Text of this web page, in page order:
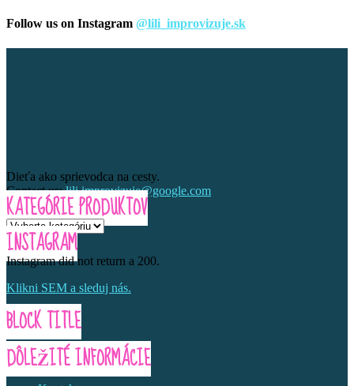
Follow us on Instagram @lili_improvizuje.sk
Dieťa ako sprievodca na cesty.
Contact us:lili.improvizuje@google.com
KATEGÓRIE PRODUKTOV
INSTAGRAM
Instagram did not return a 200.
Klikni SEM a sleduj nás.
BLOCK TITLE
DÔLEŽITÉ INFORMÁCIE